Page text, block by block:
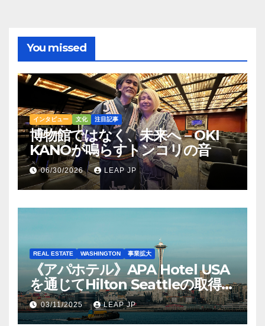
You missed
インタビュー 文化 注目記事
博物館ではなく、未来へ – OKI
KANOが鳴らすトンコリの音
06/30/2026 LEAP JP
REAL ESTATE WASHINGTON 事業拡大
《アパホテル》APA Hotel USA
を通じてHilton Seattleの取得を
完了
03/11/2025 LEAP JP